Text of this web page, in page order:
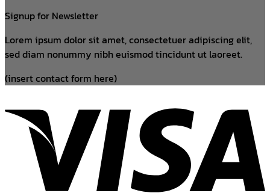
Signup for Newsletter
Lorem ipsum dolor sit amet, consectetuer adipiscing elit,
sed diam nonummy nibh euismod tincidunt ut laoreet.
(insert contact form here)